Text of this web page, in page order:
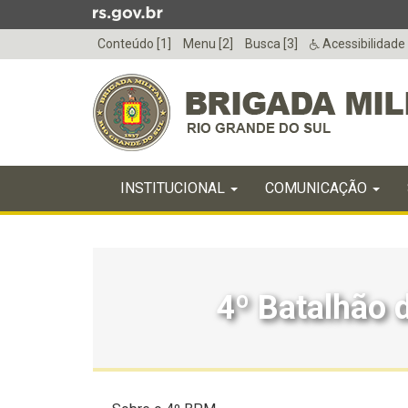
para
menu
Conteúdo [1] Menu [2] Busca [3] Acessibilidade
do
menu
INICIAL
INSTITUCIONAL COMUNICAÇÃO
4º Batalhão